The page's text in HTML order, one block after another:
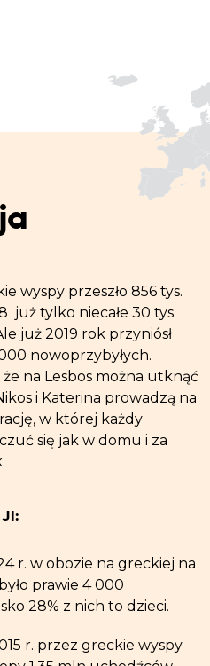
wyspy przeszło 856 tys.
już tylko niecałe 30 tys.
już 2019 rok przyniósł
nowoprzybyłych.
na Lesbos można utknąć
i Katerina prowadzą na
w której każdy
się jak w domu i za
r. w obozie na greckiej na
prawie 4 000
28% z nich to dzieci.
r. przez greckie wyspy